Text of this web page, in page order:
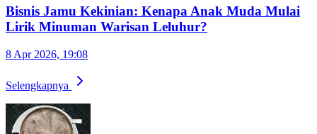
Bisnis Jamu Kekinian: Kenapa Anak Muda Mulai
Lirik Minuman Warisan Leluhur?
8 Apr 2026, 19:08
Selengkapnya